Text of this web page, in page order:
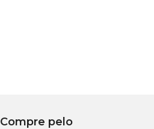
Compre pelo